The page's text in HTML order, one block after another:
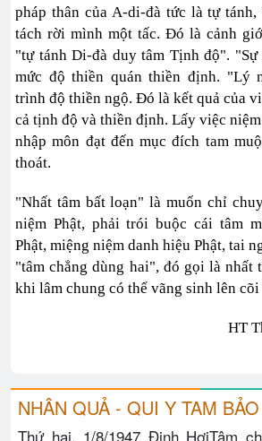
pháp thân của A-di-đà tức là tự
tách rời mình một tấc. Đó là cảnh
"tự tánh Di-đà duy tâm Tịnh độ". "Sự
mức độ thiền quán thiền định. "Lý
trình độ thiền ngộ. Đó là kết quả của
cả tịnh độ và thiền định. Lấy việc
nhập môn đạt đến mục đích tam
thoát.
"Nhất tâm bất loạn" là muốn chỉ
niệm Phật, phải trói buộc cái tâm
Phật, miệng niệm danh hiệu Phật, tai
"tâm chẳng dùng hai", đó gọi là nhất
khi lâm chung có thể vãng sinh lên
HT
NHÂN QUẢ - QUI Y TAM BẢO
Thứ hai, 1/8/1947 Đinh HợiTâm